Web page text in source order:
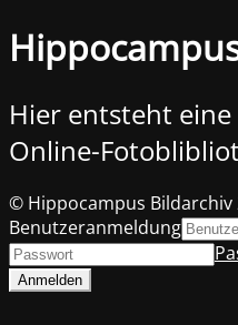
Hier entsteht
Online-
© Hippocampus Bildarchiv
Benutzeranmeldung